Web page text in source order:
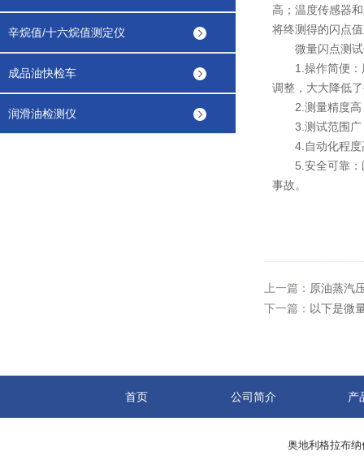
辛烷值/十六烷值测定仪
成品油快检车
润滑油检测仪
高；温度传感器
将终测得的闪点
微量闪点测试
1.操作简便：用
调整，大大降低
2.测量精度高：
3.测试范围广：
4.自动化程度高
5.安全可靠：闪
事故。
上一篇： 原油蒸汽
下一篇： 以下是微
首页 公司简介 产
奥地利格拉布